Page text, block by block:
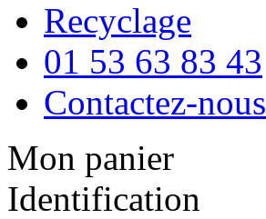
Recyclage
01 53 63 83 43
Contactez-nous
Mon panier
Identification